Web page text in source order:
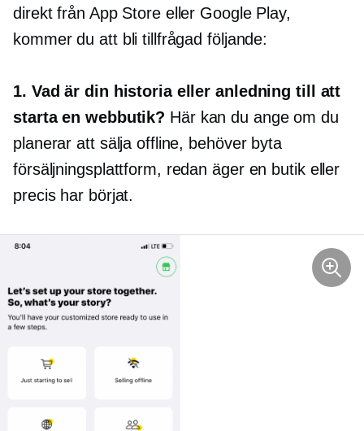
direkt från App Store eller Google Play,
kommer du att bli tillfrågad följande:
1. Vad är din historia eller anledning till att
starta en webbutik? Här kan du ange om du
planerar att sälja offline, behöver byta
försäljningsplattform, redan äger en butik eller
precis har börjat.